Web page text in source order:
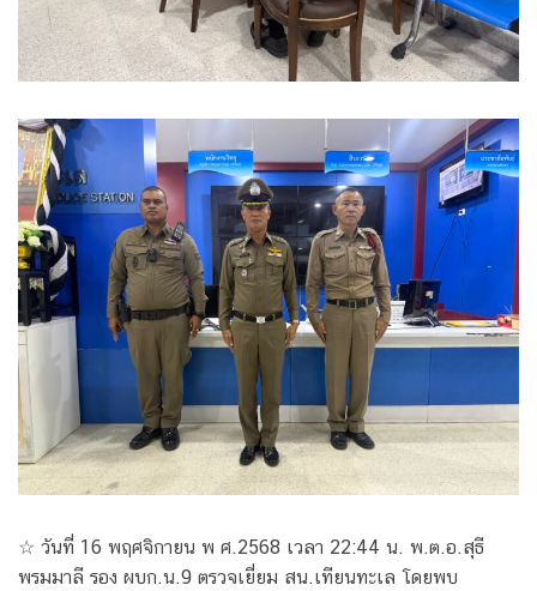
☆ วันที่ 16 พฤศจิกายน พ ศ.2568 เวลา 22:44 น. พ.ต.อ.สุธี
พรมมาลี รอง ผบก.น.9 ตรวจเยี่ยม สน.เทียนทะเล โดยพบ